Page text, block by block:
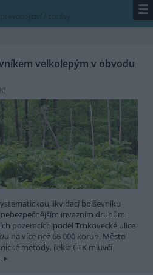
zpravodajství / zprávy ☰
velkolepým v obvodu
)
likvidací bolševníku
invazním druhům
pozemcích podél Trnkovecké ulice
na více než 66 000 korun. Město
metody, řekla ČTK mluvčí